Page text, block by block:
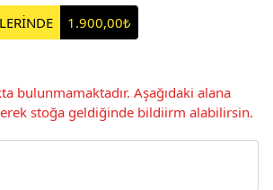
1.900,00₺
bulunmamaktadır. Aşağıdaki alana
stoğa geldiğinde bildiirm alabilirsin.